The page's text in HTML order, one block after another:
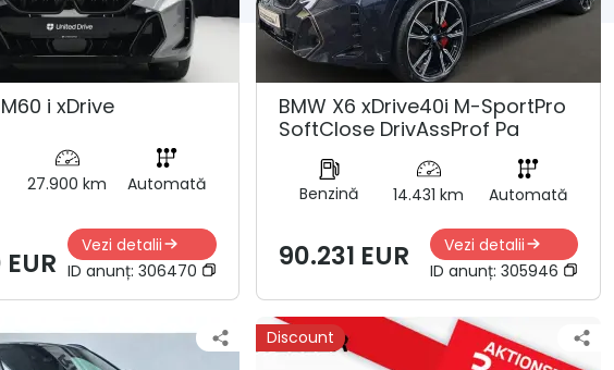
i xDrive
27.900 km Automată
Vezi detalii
ID anunț:306470
BMW X6 xDrive40i M-SportPro
SoftClose DrivAssProf Pa
Benzină 14.431 km Automată
90.231 EUR
Vezi detalii
ID anunț: 305946
Discount